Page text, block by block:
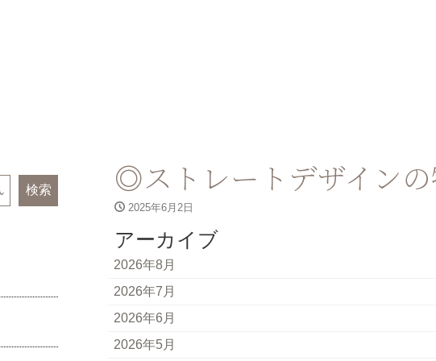
検索 ◎ストレートデザイン
2025年6月2日
アーカイブ
2026年8月
2026年7月
2026年6月
2026年5月